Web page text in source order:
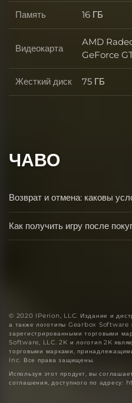
Память Память
16 ГБ
Видеокарта Видеокарта
AMD
GeForce
Жесткий диск Жесткий диск
75 ГБ
ЧАВО
Возврат и отмена: каковы
Как получить игру после
© 2020 IPerion, LLC. Издание и
а также логотипы Gearbox
зарегистрированными торговыми
Software, LLC. 2K и логотип 2K
торговыми марками,
Inc. Все права защищены.
Используя этот продукт, вы
соглашения, доступного по